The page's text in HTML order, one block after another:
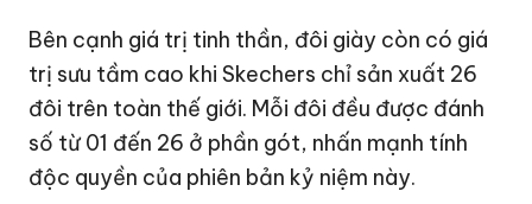
Bên cạnh giá trị tinh thần, đôi giày còn có giá
trị sưu tầm cao khi Skechers chỉ sản xuất 26
đôi trên toàn thế giới. Mỗi đôi đều được đánh
số từ 01 đến 26 ở phần gót, nhấn mạnh tính
độc quyền của phiên bản kỷ niệm này.